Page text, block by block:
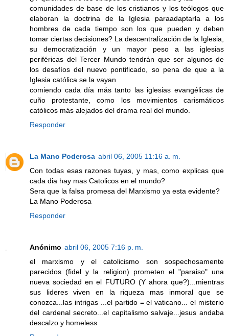
comunidades de base de los cristianos y los teólogos que
elaboran la doctrina de la Iglesia paraadaptarla a los
hombres de cada tiempo son los que pueden y deben
tomar ciertas decisiones? La descentralización de la Iglesia,
su democratización y un mayor peso a las iglesias
periféricas del Tercer Mundo tendrán que ser algunos de
los desafíos del nuevo pontificado, so pena de que a la
Iglesia católica se la vayan
comiendo cada día más tanto las iglesias evangélicas de
cuño protestante, como los movimientos carismáticos
católicos más alejados del drama real del mundo.
Responder
La Mano Poderosa abril 06, 2005 11:16 a. m.
Con todas esas razones tuyas, y mas, como explicas que
cada dia hay mas Catolicos en el mundo?
Sera que la falsa promesa del Marxismo ya esta evidente?
La Mano Poderosa
Responder
Anónimo abril 06, 2005 7:16 p. m.
el marxismo y el catolicismo son sospechosamente
parecidos (fidel y la religion) prometen el "paraiso" una
nueva sociedad en el FUTURO (Y ahora que?)...mientras
sus lideres viven en la riqueza mas inmoral que se
conozca...las intrigas ...el partido = el vaticano... el misterio
del cardenal secreto...el capitalismo salvaje...jesus andaba
descalzo y homeless